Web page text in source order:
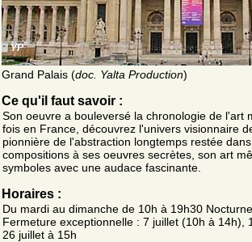
Grand Palais (doc. Yalta Production)
Ce qu'il faut savoir :
Son oeuvre a bouleversé la chronologie de l'art
fois en France, découvrez l'univers visionnaire
pionnière de l'abstraction longtemps restée
compositions à ses oeuvres secrètes, son art
symboles avec une audace fascinante.
Horaires :
Du mardi au dimanche de 10h à 19h30
Fermeture exceptionnelle : 7 juillet (10h à 14h),
26 juillet à 15h